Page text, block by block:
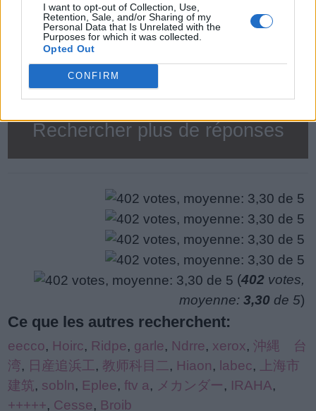
I want to opt-out of Collection, Use,
Retention, Sale, and/or Sharing of my
Personal Data that Is Unrelated with the
Purposes for which it was collected.
Opted Out
CONFIRM
N E
M
M O
N
10. N O M
Rechercher plus de réponses
(402 votes,
moyenne: 3,30 de 5)
Ce que les autres recherchent:
eecco, Hoirc, Ridpe, garle, Ndrre, xerox, 沖縄 台
湾, 日産追浜工 , 教师科目二 , Hiaon, labec,
上海市
建筑, sobln, Eplee, ftv a, メカンダー, IRAHA,
+++++, Cesse, Broib